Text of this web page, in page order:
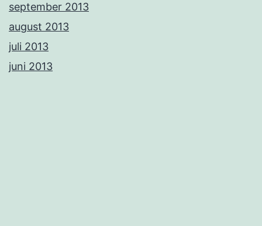
september 2013
august 2013
juli 2013
juni 2013